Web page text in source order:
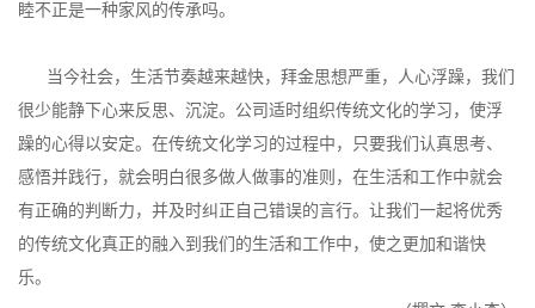
睦不正是一种家风的传承吗。
当今社会，生活节奏越来越快，拜金思想严重，人心浮躁，我们
很少能静下心来反思、沉淀。公司适时组织传统文化的学习，使浮
躁的心得以安定。在传统文化学习的过程中，只要我们认真思考、
感悟并践行，就会明白很多做人做事的准则，在生活和工作中就会
有正确的判断力，并及时纠正自己错误的言行。让我们一起将优秀
的传统文化真正的融入到我们的生活和工作中，使之更加和谐快
乐。